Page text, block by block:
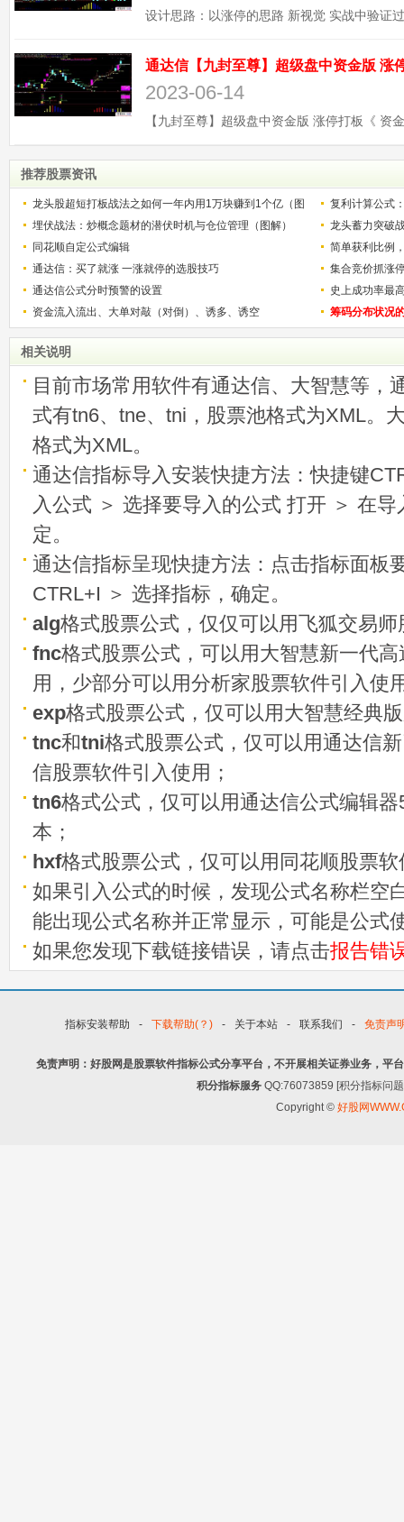
2023-06-14
推荐股票资讯
龙头股超短打板战法之如何一年内用1万块赚到1个亿（图
解）
复利计算公式
少？
埋伏战法：炒概念题材的潜伏时机与仓位管理（图解）
龙头蓄力突破
的技巧（图解
同花顺自定公式编辑
简单获利比例
用
通达信：买了就涨 一涨就停的选股技巧
集合竞价抓涨
通达信公式分时预警的设置
史上成功率最
称选股法宝！
资金流入流出、大单对敲（对倒）、诱多、诱空 筹码分布状况
相关说明
目前市场常用软件有通达信、大智慧等，
式有tn6、tne、tni，股票池格式为XML。
格式为XML。
通达信指标导入安装快捷方法：快捷键
入公式 ＞ 选择要导入的公式 打开 ＞ 在
定。
通达信指标呈现快捷方法：点击指标面板
CTRL+I ＞ 选择指标，确定。
alg格式股票公式，仅仅可以用飞狐交易
fnc格式股票公式，可以用大智慧新一代
用，少部分可以用分析家股票软件引入使
exp格式股票公式，仅可以用大智慧经典
tnc和tni格式股票公式，仅可以用通达信
信股票软件引入使用；
tn6格式公式，仅可以用通达信公式编辑
本；
hxf格式股票公式，仅可以用同花顺股票
如果引入公式的时候，发现公式名称栏空
能出现公式名称并正常显示，可能是公式
如果您发现下载链接错误，请点击报告错
指标安装帮助 - 下载帮助(？) - 关于本站 - 联系我们 - 免责声
免责声明：好股网是股票软件指标公式分享平台，不开展相关证券业务，平
积分指标服务 QQ:76073859 [积分指标问
Copyright © 好股网